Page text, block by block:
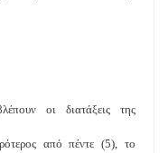
οι διατάξεις της
από πέντε (5), το